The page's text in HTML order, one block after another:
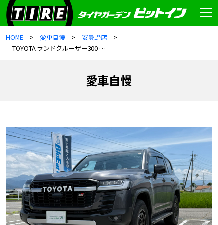
HOME 愛車自慢
安曇野店
TOYOTA ランドクルーザー300 GRSPORT
愛車自慢